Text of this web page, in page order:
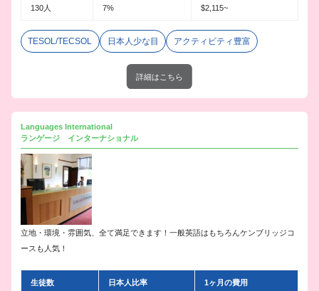
130人 7% $2,115~
TESOL/TECSOL 日本人少な目 アクティビティ豊富
詳細はこちら
Languages International
ランゲージ インターナショナル
立地・環境・雰囲気、全て満足できます！一般英語はもちろんケンブリッジコ
ースも人気！
生徒数 日本人比率 1ヶ月の費用